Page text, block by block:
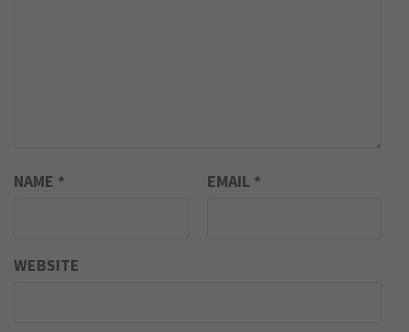
NAME * EMAIL *
WEBSITE